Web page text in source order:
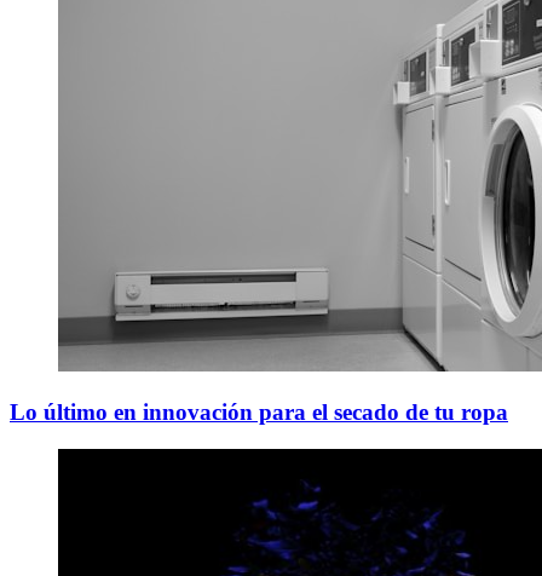
Lo último en innovación para el secado de tu ropa